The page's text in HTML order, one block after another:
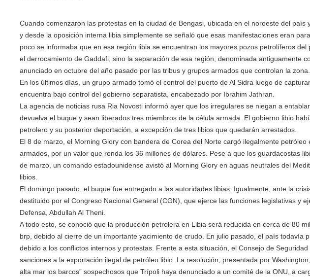
Cuando comenzaron las protestas en la ciudad de Bengasi, ubicada en el noroeste del
y desde la oposición interna libia simplemente se señaló que esas manifestaciones eran
poco se informaba que en esa región libia se encuentran los mayores pozos petrolíferos
el derrocamiento de Gaddafi, sino la separación de esa región, denominada antiguamente
anunciado en octubre del año pasado por las tribus y grupos armados que controlan la zona.
En los últimos días, un grupo armado tomó el control del puerto de Al Sidra luego de
encuentra bajo control del gobierno separatista, encabezado por Ibrahim Jathran.
La agencia de noticias rusa Ria Novosti informó ayer que los irregulares se niegan a
devuelva el buque y sean liberados tres miembros de la célula armada. El gobierno libio
petrolero y su posterior deportación, a excepción de tres libios que quedarán arrestados.
El 8 de marzo, el Morning Glory con bandera de Corea del Norte cargó ilegalmente
armados, por un valor que ronda los 36 millones de dólares. Pese a que los guardacostas
de marzo, un comando estadounidense avistó al Morning Glory en aguas neutrales del
libios.
El domingo pasado, el buque fue entregado a las autoridades libias. Igualmente, ante la
destituido por el Congreso Nacional General (CGN), que ejerce las funciones legislativas y
Defensa, Abdullah Al Theni.
A todo esto, se conoció que la producción petrolera en Libia será reducida en cerca de 80
brp, debido al cierre de un importante yacimiento de crudo. En julio pasado, el país todavía
debido a los conflictos internos y protestas. Frente a esta situación, el Consejo de
sanciones a la exportación ilegal de petróleo libio. La resolución, presentada por
alta mar los barcos” sospechosos que Trípoli haya denunciado a un comité de la ONU, a